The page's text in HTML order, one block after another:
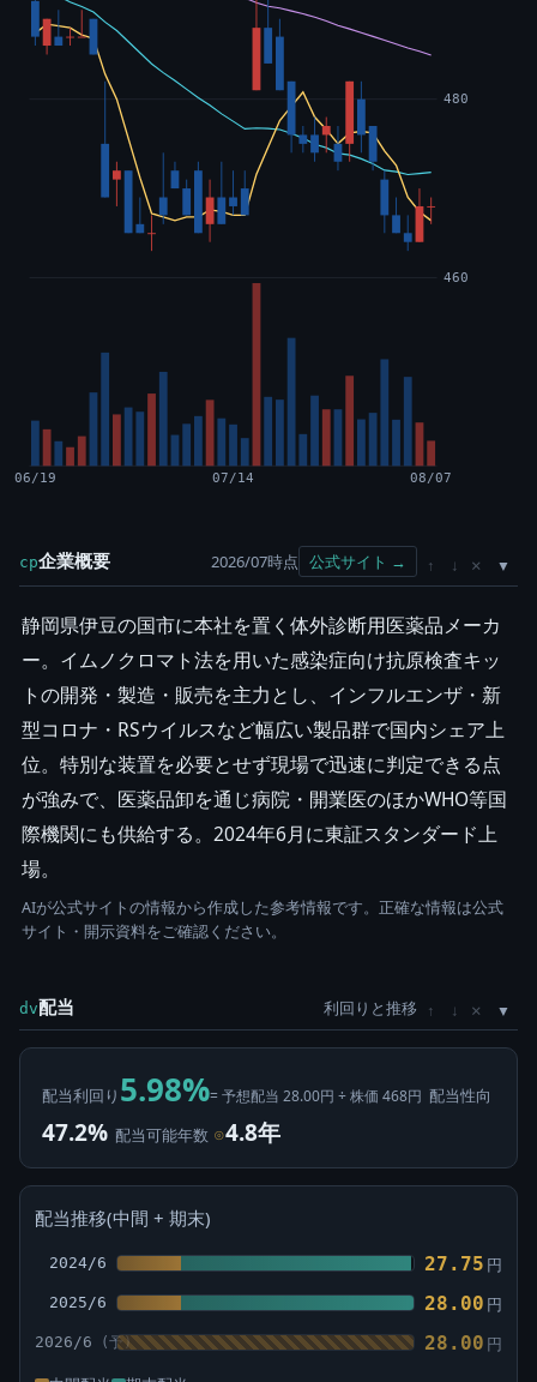
460
480
06/19 07/14 08/07
cp企業概要 2026/07時点 公式サイト → ↑ ↓ ×
静岡県伊豆の国市に本社を置く体外診断用医薬品メーカ
ー。イムノクロマト法を用いた感染症向け抗原検査キッ
トの開発・製造・販売を主力とし、インフルエンザ・新
型コロナ・RSウイルスなど幅広い製品群で国内シェア上
位。特別な装置を必要とせず現場で迅速に判定できる点
が強みで、医薬品卸を通じ病院・開業医のほかWHO等国
際機関にも供給する。2024年6月に東証スタンダード上
場。
AIが公式サイトの情報から作成した参考情報です。正確な情報は公式
サイト・開示資料をご確認ください。
dv配当 利回りと推移 ↑ ↓ ×
配当利回り 5.98%= 予想配当 28.00円 ÷ 株価 468円 配当性向
47.2% 配当可能年数 ⊙4.8年
配当推移(中間 + 期末)
2024/6 27.75 円
2025/6 28.00 円
2026/6 28.00 円